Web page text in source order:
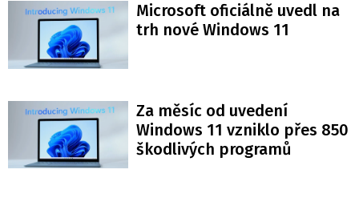
Microsoft oficiálně uvedl na
trh nové Windows 11
Za měsíc od uvedení
Windows 11 vzniklo přes 850
škodlivých programů